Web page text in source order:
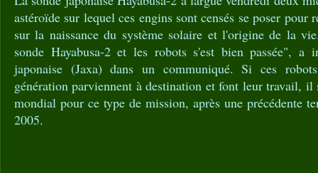
astéroïde sur lequel ces engins sont censés se poser
sur la naissance du système solaire et l'origine de la
sonde Hayabusa-2 et les robots s'est bien passée", a
japonaise (Jaxa) dans un communiqué. Si ces
génération parviennent à destination et font leur travail, il
mondial pour ce type de mission, après une précédente
2005.